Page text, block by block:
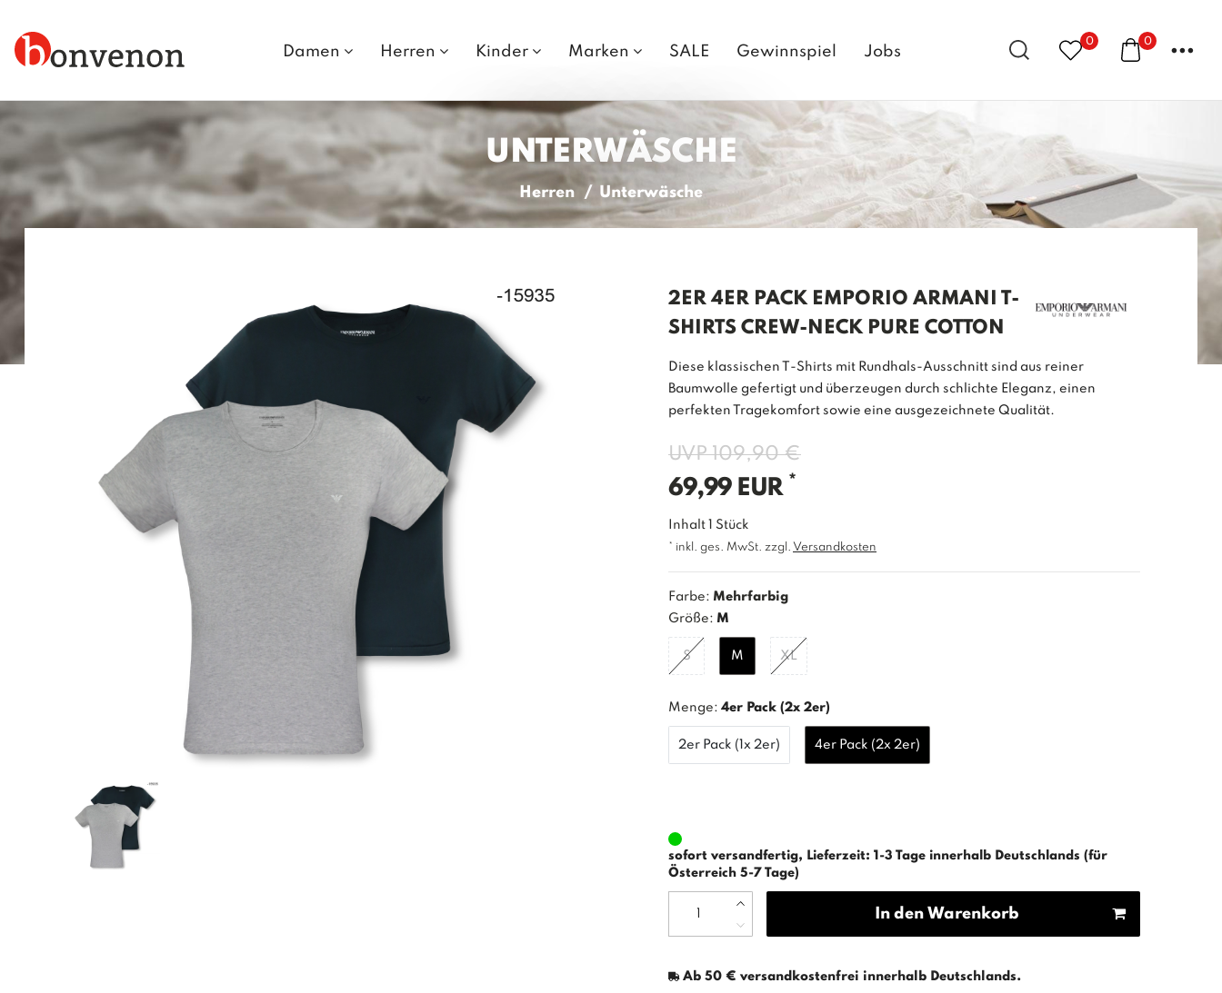
Damen Herren Kinder Marken SALE Gewinnspiel Jobs
0 0 ...
UNTERWÄSCHE
Herren Unterwäsche
2ER 4ER PACK EMPORIO ARMANI T-
SHIRTS CREW-NECK PURE COTTON
Diese klassischen T-Shirts mit Rundhals-Ausschnitt sind aus reiner
Baumwolle gefertigt und überzeugen durch schlichte Eleganz, einen
perfekten Tragekomfort sowie eine ausgezeichnete Qualität.
UVP 109,90 €
69,99 EUR *
Inhalt Stück
* inkl. ges. MwSt. zzgl. Versandkosten
Farbe: Mehrfarbig
Größe: M
S M XL
Menge: 4er Pack (2x 2er)
2er Pack (1x 2er) 4er Pack (2x 2er)
sofort versandfertig, Lieferzeit: 1-3 Tage innerhalb Deutschlands (für
Österreich 5-7 Tage)
In den Warenkorb
Ab 50 € versandkostenfrei innerhalb Deutschlands.